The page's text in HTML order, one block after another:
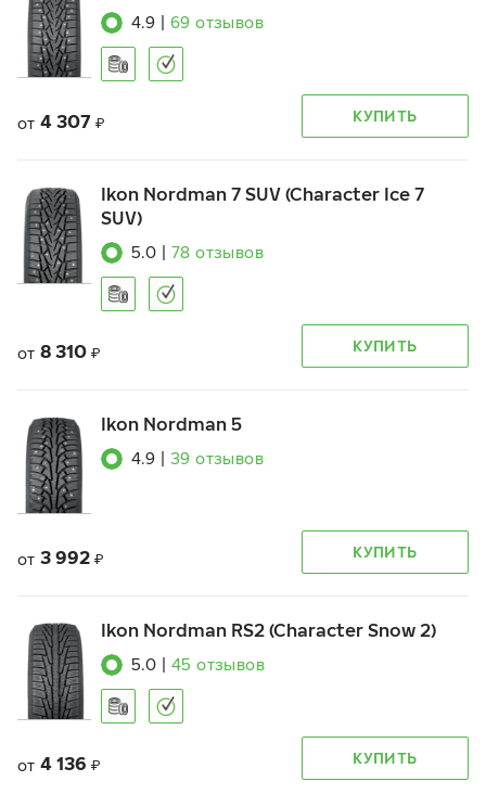
4.9 69 отзывов
от 4 307 ₽ КУПИТЬ
Ikon Nordman 7 SUV (Character Ice 7
SUV)
5.0 78 отзывов
от 8 310 ₽ КУПИТЬ
Ikon Nordman 5
4.9 39 отзывов
от 3 992 ₽ КУПИТЬ
Ikon Nordman RS2 (Character Snow 2)
5.0 45 отзывов
от 4 136 ₽ КУПИТЬ